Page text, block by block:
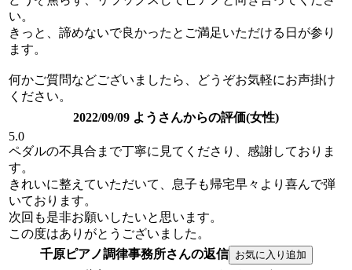
い。
きっと、諦めないで良かったとご満足いただける日が参り
ます。
何かご質問などございましたら、どうぞお気軽にお声掛け
ください。
2022/09/09 ようさんからの評価(女性)
5.0
ペダルの不具合まで丁寧に見てくださり、感謝しておりま
す。
きれいに整えていただいて、息子も帰宅早々より喜んで弾
いております。
次回も是非お願いしたいと思います。
この度はありがとうございました。
千原ピアノ調律事務所さんの返信